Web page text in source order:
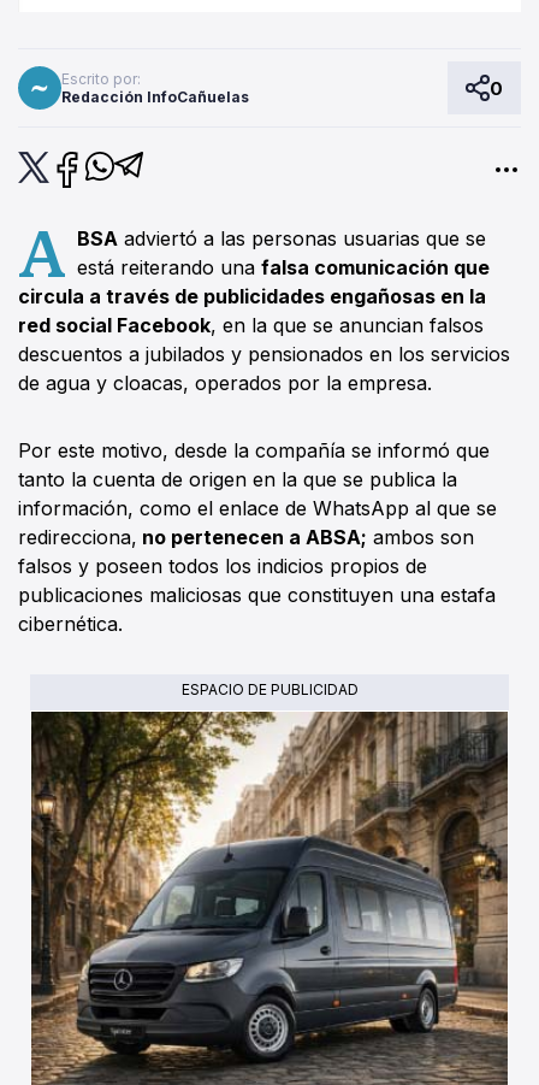
Escrito por:
Redacción InfoCañuelas
0
A BSA adviertó a las personas usuarias que se
está reiterando unafalsa comunicación que
circula a través de publicidades engañosas en la
red social Facebook, en la que se anuncian falsos
descuentos a jubilados y pensionados en los servicios
de agua y cloacas, operados por la empresa.
Por este motivo, desde la compañía se informó que
tanto la cuenta de origen en la que se publica la
información, como el enlace de WhatsApp al que se
redirecciona, no pertenecen a ABSA; ambos son
falsos y poseen todos los indicios propios de
publicaciones maliciosas que constituyen una estafa
cibernética.
ESPACIO DE PUBLICIDAD